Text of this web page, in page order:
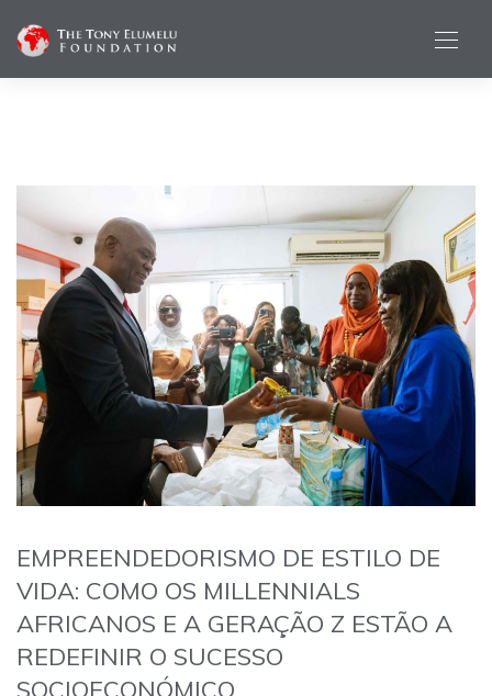
EMPREENDEDORISMO DE ESTILO DE
VIDA: COMO OS MILLENNIALS
AFRICANOS E A GERAÇÃO Z ESTÃO A
REDEFINIR O SUCESSO
SOCIOECONÓMICO